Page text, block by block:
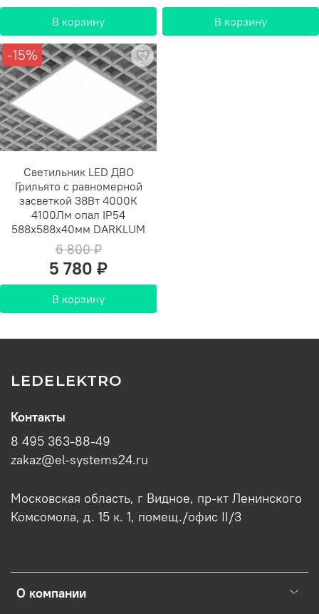
В корзину В корзину
-15%
Светильник LED ДВО
Грильято с равномерной
засветкой 38Вт 4000К
4100Лм опал IP54
588х588х40мм DARKLUM
6 800 ₽
5 780 ₽
В корзину
LEDELEKTRO
О компании
Контакты
8 495 363-88-49
zakaz@el-systems24.ru
Московская область, г Видное, пр-кт Ленинского
Комсомола, д. 15 к. 1, помещ./офис II/3